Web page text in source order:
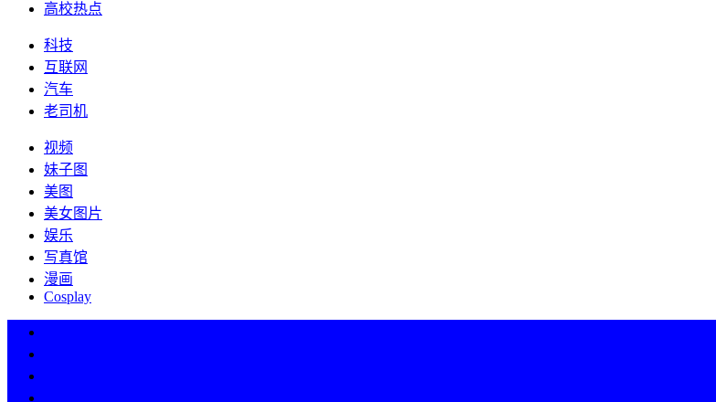
高校热点
科技
互联网
汽车
老司机
视频
妹子图
美图
美女图片
娱乐
写真馆
漫画
Cosplay